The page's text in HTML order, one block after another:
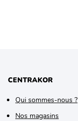
CENTRAKOR
Qui sommes-nous ?
Nos magasins